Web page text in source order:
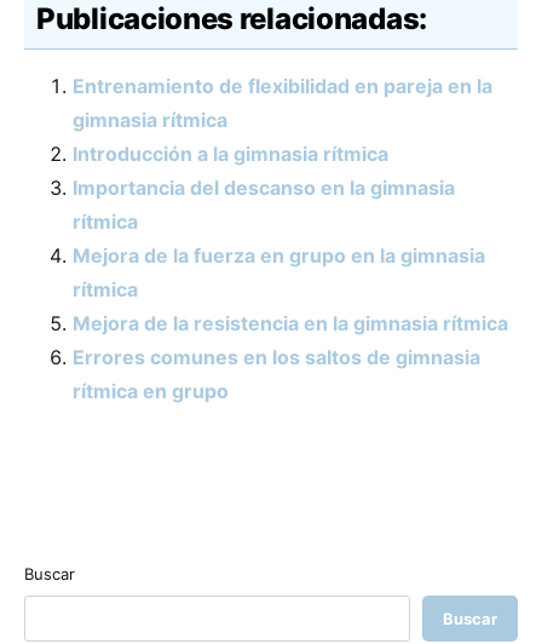
Publicaciones relacionadas:
Entrenamiento de flexibilidad en pareja en la
gimnasia rítmica
Introducción a la gimnasia rítmica
Importancia del descanso en la gimnasia
rítmica
Mejora de la fuerza en grupo en la gimnasia
rítmica
Mejora de la resistencia en la gimnasia rítmica
Errores comunes en los saltos de gimnasia
rítmica en grupo
Buscar
Buscar